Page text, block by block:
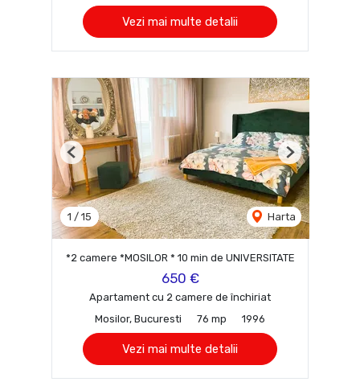
Vezi mai multe detalii
1 / 15 Harta
Previous Next
*2 camere *MOSILOR * 10 min de UNIVERSITATE
650 €
Apartament cu 2 camere de închiriat
Mosilor, Bucuresti
76 mp 1996
Vezi mai multe detalii